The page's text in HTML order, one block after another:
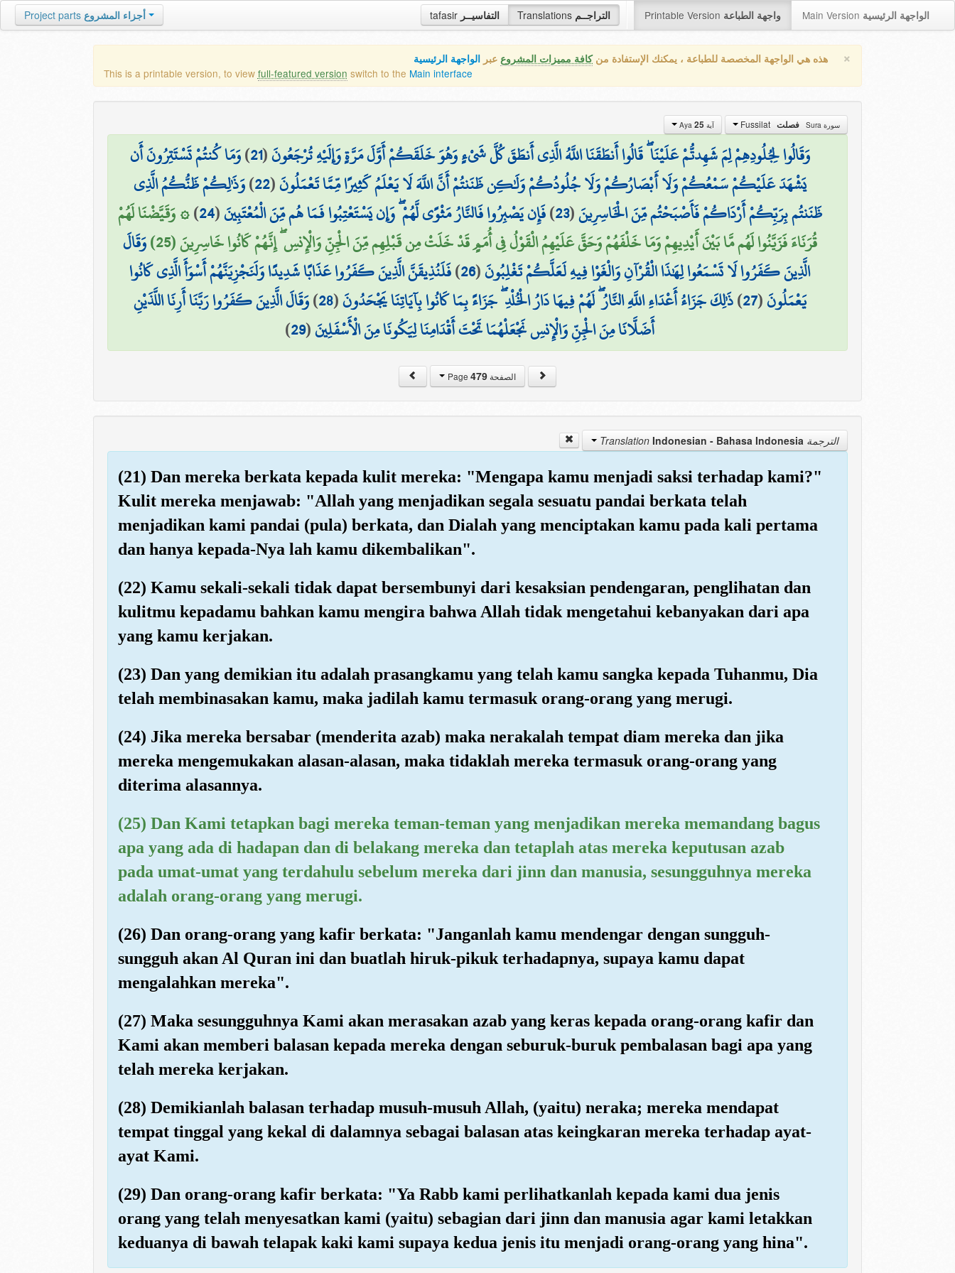
tafasir التفاسيــر Translations التراجــم Printable Version واجهة الطباعة Main Version الواجهة الرئيسية Project parts أجزاء المشروع
× هذه هي الواجهة المخصصة للطباعة ، يمكنك الإستفادة منكافة مميزات المشروع عبر الواجهة الرئيسية
This is a printable version, to view full-featured version switch to the Main interface
سورة Sura فصلت آية Aya 25
وَقَالُوا لِجُلُودِهِمْ لِمَ شَهِدتُّمْ عَلَيْنَا ۖ قَالُوا أَنطَقَنَا اللَّهُ الَّذِي أَنطَقَ كُلَّ شَيْءٍ وَهُوَ خَلَقَكُمْ أَوَّلَ مَرَّةٍ وَإِلَيْهِ تُرْجَعُونَ(
21
)وَمَا كُنتُمْ تَسْتَتِرُونَ أَن
يَشْهَدَ عَلَيْكُمْ سَمْعُكُمْ وَلَا أَبْصَارُكُمْ وَلَا جُلُودُكُمْ وَلَٰكِن ظَنَنتُمْ أَنَّ اللَّهَ لَا يَعْلَمُ كَثِيرًا مِّمَّا تَعْمَلُونَ(
22
)وَذَٰلِكُمْ ظَنُّكُمُ الَّذِي
ظَنَنتُم بِرَبِّكُمْ أَرْدَاكُمْ فَأَصْبَحْتُم مِّنَ الْخَاسِرِينَ(
23
)فَإِن يَصْبِرُوا فَالنَّارُ مَثْوًى لَّهُمْ ۖ وَإِن يَسْتَعْتِبُوا فَمَا هُم مِّنَ الْمُعْتَبِينَ(
24
)۞ وَقَيَّضْنَا لَهُمْ
قُرَنَاءَ فَزَيَّنُوا لَهُم مَّا بَيْنَ أَيْدِيهِمْ وَمَا خَلْفَهُمْ وَحَقَّ عَلَيْهِمُ الْقَوْلُ فِي أُمَمٍ قَدْ خَلَتْ مِن قَبْلِهِم مِّنَ الْجِنِّ وَالْإِنسِ ۖ إِنَّهُمْ كَانُوا خَاسِرِينَ (25)
وَقَالَ
الَّذِينَ كَفَرُوا لَا تَسْمَعُوا لِهَٰذَا الْقُرْآنِ وَالْغَوْا فِيهِ لَعَلَّكُمْ تَغْلِبُونَ(
26
)فَلَنُذِيقَنَّ الَّذِينَ كَفَرُوا عَذَابًا شَدِيدًا وَلَنَجْزِيَنَّهُمْ أَسْوَأَ الَّذِي كَانُوا
يَعْمَلُونَ(
27
)ذَٰلِكَ جَزَاءُ أَعْدَاءِ اللَّهِ النَّارُ ۖ لَهُمْ فِيهَا دَارُ الْخُلْدِ ۖ جَزَاءً بِمَا كَانُوا بِآيَاتِنَا يَجْحَدُونَ(
28
)وَقَالَ الَّذِينَ كَفَرُوا رَبَّنَا أَرِنَا اللَّذَيْنِ
أَضَلَّانَا مِنَ الْجِنِّ وَالْإِنسِ نَجْعَلْهُمَا تَحْتَ أَقْدَامِنَا لِيَكُونَا مِنَ الْأَسْفَلِينَ(
29
)
الصفحة Page479
الترجمة Translation Indonesian - Bahasa Indonesia
(21) Dan mereka berkata kepada kulit mereka: "Mengapa kamu menjadi saksi terhadap kami?"
Kulit mereka menjawab: "Allah yang menjadikan segala sesuatu pandai berkata telah
menjadikan kami pandai (pula) berkata, dan Dialah yang menciptakan kamu pada kali pertama
dan hanya kepada-Nya lah kamu dikembalikan".
(22) Kamu sekali-sekali tidak dapat bersembunyi dari kesaksian pendengaran, penglihatan dan
kulitmu kepadamu bahkan kamu mengira bahwa Allah tidak mengetahui kebanyakan dari apa
yang kamu kerjakan.
(23) Dan yang demikian itu adalah prasangkamu yang telah kamu sangka kepada Tuhanmu, Dia
telah membinasakan kamu, maka jadilah kamu termasuk orang-orang yang merugi.
(24) Jika mereka bersabar (menderita azab) maka nerakalah tempat diam mereka dan jika
mereka mengemukakan alasan-alasan, maka tidaklah mereka termasuk orang-orang yang
diterima alasannya.
(25) Dan Kami tetapkan bagi mereka teman-teman yang menjadikan mereka memandang bagus
apa yang ada di hadapan dan di belakang mereka dan tetaplah atas mereka keputusan azab
pada umat-umat yang terdahulu sebelum mereka dari jinn dan manusia, sesungguhnya mereka
adalah orang-orang yang merugi.
(26) Dan orang-orang yang kafir berkata: "Janganlah kamu mendengar dengan sungguh-
sungguh akan Al Quran ini dan buatlah hiruk-pikuk terhadapnya, supaya kamu dapat
mengalahkan mereka".
(27) Maka sesungguhnya Kami akan merasakan azab yang keras kepada orang-orang kafir dan
Kami akan memberi balasan kepada mereka dengan seburuk-buruk pembalasan bagi apa yang
telah mereka kerjakan.
(28) Demikianlah balasan terhadap musuh-musuh Allah, (yaitu) neraka; mereka mendapat
tempat tinggal yang kekal di dalamnya sebagai balasan atas keingkaran mereka terhadap ayat-
ayat Kami.
(29) Dan orang-orang kafir berkata: "Ya Rabb kami perlihatkanlah kepada kami dua jenis
orang yang telah menyesatkan kami (yaitu) sebagian dari jinn dan manusia agar kami letakkan
keduanya di bawah telapak kaki kami supaya kedua jenis itu menjadi orang-orang yang hina".